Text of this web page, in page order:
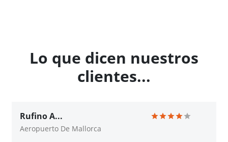
Lo que dicen nuestros
clientes...
Rufino A...
Aeropuerto De Mallorca